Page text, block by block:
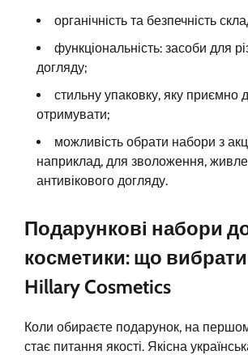
органічність та безпечність
функціональність: засоби для
догляду;
стильну упаковку, яку приємно
отримувати;
можливість обрати набори з
наприклад, для зволоження,
антивікового догляду.
Подарункові набори
косметики: що вибрати
Hillary Cosmetics
Коли обираєте подарунок, на
стає питання якості. Якісна